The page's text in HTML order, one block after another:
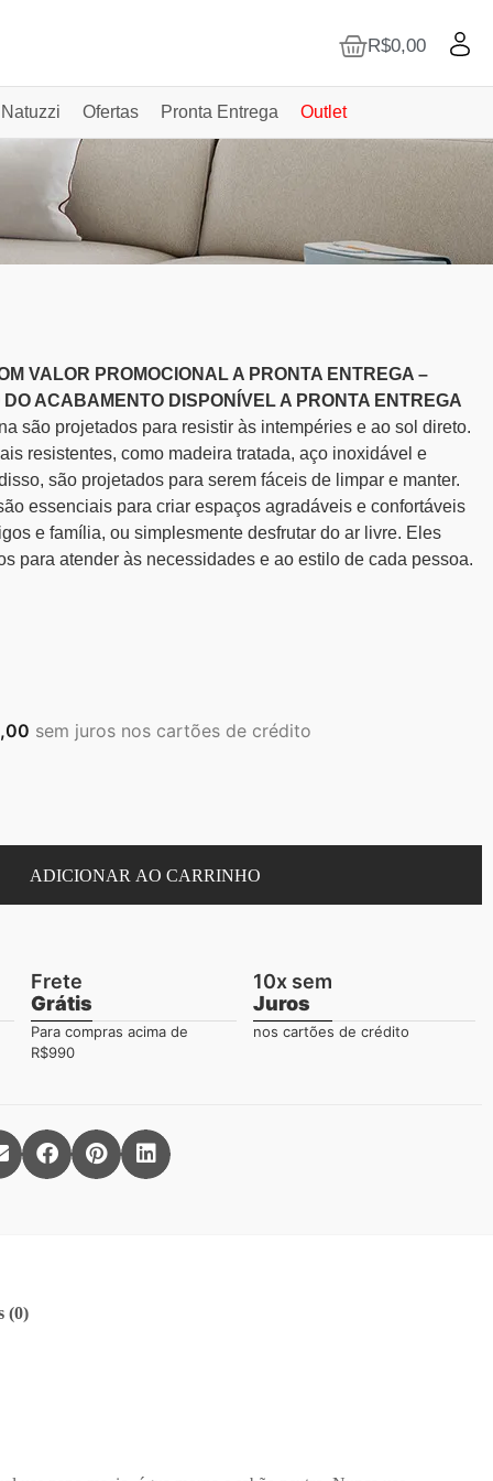
R$0,00
Ofertas Pronta Entrega Outlet
VALOR PROMOCIONAL A PRONTA ENTREGA –
ACABAMENTO DISPONÍVEL A PRONTA ENTREGA
são projetados para resistir às intempéries e ao sol direto.
resistentes, como madeira tratada, aço inoxidável e
são projetados para serem fáceis de limpar e manter.
essenciais para criar espaços agradáveis e confortáveis
e família, ou simplesmente desfrutar do ar livre. Eles
para atender às necessidades e ao estilo de cada pessoa.
sem juros nos cartões de crédito
ADICIONAR AO CARRINHO
Frete
Grátis
Para compras acima de
R$990
10x sem
Juros
nos cartões de crédito
(0)